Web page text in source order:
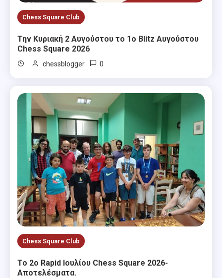
Chess Square Club
Την Κυριακή 2 Αυγούστου το 1ο Blitz Αυγούστου
Chess Square 2026
chessblogger 0
Chess Square Club
Το 2ο Rapid Ιουλίου Chess Square 2026-
Αποτελέσματα.